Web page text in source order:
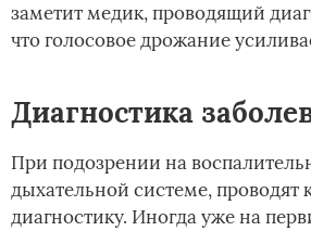
заметит медик, проводящий
что голосовое дрожание
Диагностика
При подозрении на
дыхательной системе, проводят
диагностику. Иногда уже на